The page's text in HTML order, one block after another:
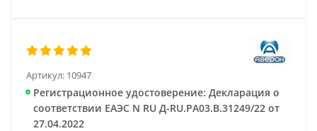
Артикул: 10947
Регистрационное удостоверение: Декларация о
соответствии ЕАЭС N RU Д-RU.РА03.В.31249/22 от
27.04.2022